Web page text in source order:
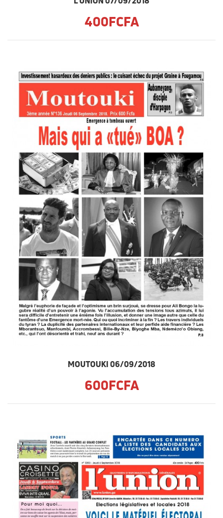
400FCFA
MOUTOUKI 06/09/2018
600FCFA